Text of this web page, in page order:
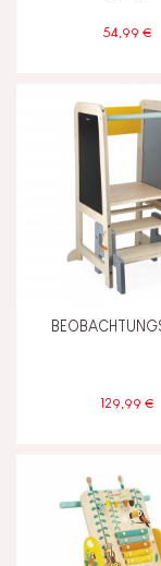
54,99 €
129,99 €